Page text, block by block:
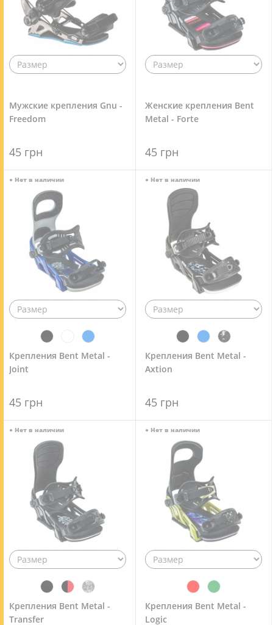
Мужские крепления Gnu -
Freedom
45 грн
Женские крепления Bent
Metal - Forte
45 грн
● Нет в наличии
Крепления Bent Metal -
Joint
45 грн
● Нет в наличии
Крепления Bent Metal -
Axtion
45 грн
● Нет в наличии
Крепления Bent Metal -
Transfer
● Нет в наличии
Крепления Bent Metal -
Logic